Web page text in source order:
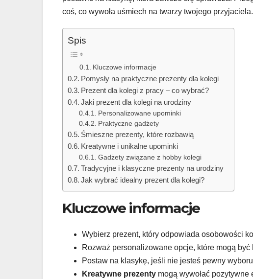
coś, co wywoła uśmiech na twarzy twojego przyjaciela.
Spis
Kluczowe informacje
Pomysły na praktyczne prezenty dla kolegi
Prezent dla kolegi z pracy – co wybrać?
Jaki prezent dla kolegi na urodziny
Personalizowane upominki
Praktyczne gadżety
Śmieszne prezenty, które rozbawią
Kreatywne i unikalne upominki
Gadżety związane z hobby kolegi
Tradycyjne i klasyczne prezenty na urodziny
Jak wybrać idealny prezent dla kolegi?
Kluczowe informacje
Wybierz prezent, który odpowiada osobowości
Rozważ personalizowane opcje, które mogą być
Postaw na klasykę, jeśli nie jesteś pewny
Kreatywne prezenty mogą wywołać pozytywne